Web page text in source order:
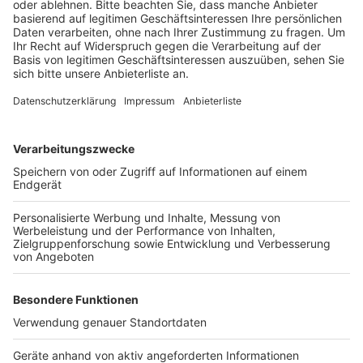
Veröffentlicht:Mittwoch, 12.05.2021 17:03
Anzeige
12 bis 22 Uhr.
Anzeige